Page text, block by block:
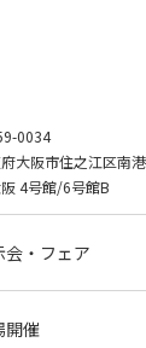
0034
大阪市住之江区南
4号館/6号館B
会・フェア
開催